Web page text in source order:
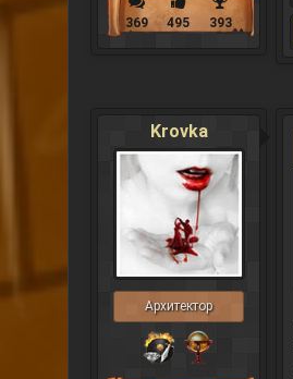
369 495 393
Krovka
Архитектор